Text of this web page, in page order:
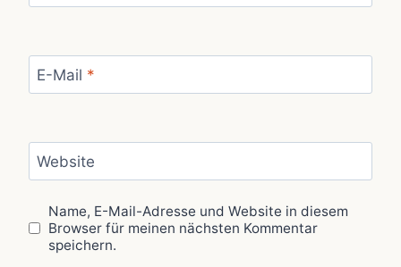
E-Mail *
Website
Name, E-Mail-Adresse und Website in diesem
Browser für meinen nächsten Kommentar
speichern.